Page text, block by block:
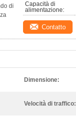
di
Capacità di
alimentazione:
Contatto
Dimensione:
Velocità di traffico: